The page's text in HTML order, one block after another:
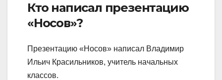
Кто написал презентацию
«Носов»?
Презентацию «Носов» написал Владимир
Ильич Красильников, учитель начальных
классов.